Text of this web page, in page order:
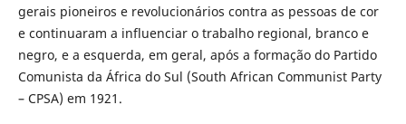
gerais pioneiros e revolucionários contra as pessoas de cor
e continuaram a influenciar o trabalho regional, branco e
negro, e a esquerda, em geral, após a formação do Partido
Comunista da África do Sul (South African Communist Party
– CPSA) em 1921.